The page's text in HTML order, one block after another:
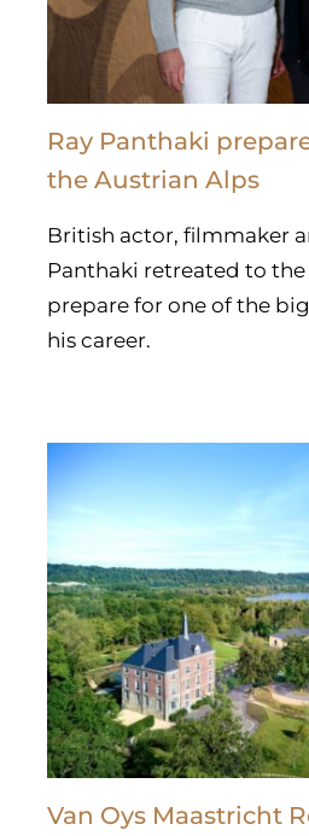
Ray Panthaki
the Austrian Alps
British actor, filmmaker
Panthaki retreated to
prepare for one of the
his career.
Van Oys Maastricht